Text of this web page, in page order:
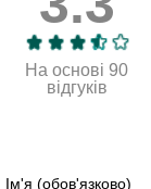
На основі 90
відгуків
Ім'я (обов'язково)